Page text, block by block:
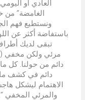
العادي أو
الغامضة” من
ونستطيع فهم
باستفاضة أكثر عن
تبقى لديك
مرئي ولكن مخفي
دائم من حولنا. كل ما
دائم في كشف ما
الاهتمام ليشكل
والمرئي المخفي